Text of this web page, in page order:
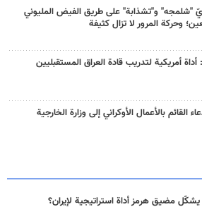
"شلمجه" و"تشذابة" على طريق الفيض المليوني
وحركة المرور لا تزال كثيفة
أداة أمريكية لتدريب قادة العراق المستقبليين
القائم بالأعمال الأوكراني إلى وزارة الخارجية
يشكّل مضيق هرمز أداة استراتيجية لإيران؟